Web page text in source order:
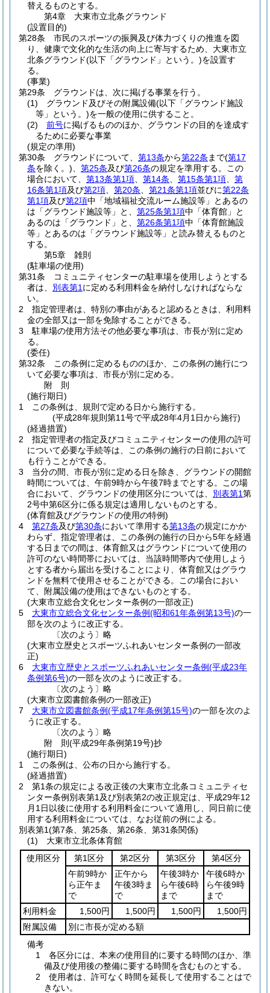
替えるものとする。
第4章
大東市立北条グラウンド
(設置目的)
第28条
市民のスポーツの振興及び体力づくりの推進を図
り、健康で文化的な生活の向上に寄与するため、大東市立
北条グラウンド(以下「グラウンド」という。)を設置す
る。
(事業)
第29条
グラウンドは、次に掲げる事業を行う。
(1)
グラウンド及びその附属設備(以下「グラウンド施設
等」という。)を一般の使用に供すること。
(2)
前号に掲げるもののほか、グラウンドの目的を達成す
るために必要な事業
(規定の準用)
第30条
グラウンドについて、 第13条から第22条 まで(第17
条を除く。) 第25条及び第26条の規定を準用する。
この
場合において、 第13条第1項 第14条 第15条第1項
第
16条第1項及び第2項 第20条 第21条第1項並びに第22条
第1項及び第2項中「地域福祉交流ルーム施設等」とあるの
は「グラウンド施設等」と、 第25条第1項中「体育館」と
あるのは「グラウンド」と、 第26条第1項中「体育館施設
等」とあるのは「グラウンド施設等」と読み替えるものと
する。
第5章
雑則
(駐車場の使用)
第31条
コミュニティセンターの駐車場を使用しようとする
者は、 別表第1 に定める利用料金を納付しなければならな
い。
2
指定管理者は、特別の事由があると認めるときは、利用料
金の全部又は一部を免除することができる。
3
駐車場の使用方法その他必要な事項は、市長が別に定め
る。
(委任)
第32条
この条例に定めるもののほか、この条例の施行につ
いて必要な事項は、市長が別に定める。
附 則
(施行期日)
1
この条例は、規則で定める日から施行する。
(平成28年規則第11号で平成28年4月1日から施行)
(経過措置)
2
指定管理者の指定及びコミュニティセンターの使用の許可
について必要な手続等は、この条例の施行の日前において
も行うことができる。
3
当分の間、市長が別に定める日を除き、グラウンドの開館
時間については、午前9時から午後7時までとする。
この場
合において、グラウンドの使用区分については、 別表第1第
2号中第6区分に係る規定は適用しないものとする。
(体育館及びグラウンドの使用の特例)
4
第27条及び第30条において準用する第13条の規定にかか
わらず、指定管理者は、この条例の施行の日から5年を経過
する日までの間は、体育館又はグラウンドについて使用の
許可のない時間帯においては、当該時間帯内で使用しよう
とする者から届出を受けることにより、体育館又はグラウ
ンドを無料で使用させることができる。
この場合におい
て、附属設備の使用はできないものとする。
(大東市立総合文化センター条例の一部改正)
5
大東市立総合文化センター条例(昭和61年条例第13号)の一
部を次のように改正する。
〔次のよう〕略
(大東市立歴史とスポーツふれあいセンター条例の一部改
正)
6
大東市立歴史とスポーツふれあいセンター条例(平成23年
条例第6号)の一部を次のように改正する。
〔次のよう〕略
(大東市立図書館条例の一部改正)
7
大東市立図書館条例(平成17年条例第15号)の一部を次のよ
うに改正する。
〔次のよう〕略
附 則(平成29年条例第19号)抄
(施行期日)
1
この条例は、公布の日から施行する。
(経過措置)
2
第1条の規定による改正後の大東市立北条コミュニティセ
ンター条例別表第1及び別表第2の改正規定は、平成29年12
月1日以後に使用する利用料金について適用し、同日前に使
用する利用料金については、なお従前の例による。
別表第1(第7条、第25条、第26条、第31条関係)
(1) 大東市立北条体育館
使用区分
第1区分 第2区分 第3区分
第4区分
午前9時か
ら正午ま
で
正午から
午後3時ま
で
午後3時か
ら午後6時
まで
午後6時か
ら午後9時
まで
利用料金
1,500円 1,500円 1,500円
1,500円
附属設備
別に市長が定める額
備考
1 各区分には、本来の使用目的に要する時間のほか、準
備及び使用後の整備に要する時間を含むものとする。
2 使用者は、許可なく時間を延長して使用することはで
きない。